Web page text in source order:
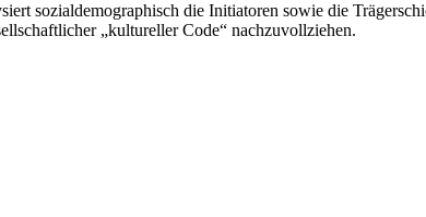
sozialdemographisch die Initiatoren sowie die
„kultureller Code“ nachzuvollziehen.